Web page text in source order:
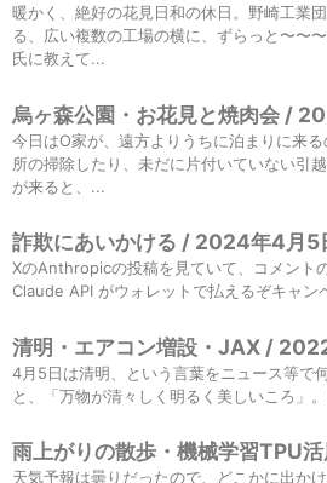
暖かく、絶好の花見日和の休日。野崎工業
る、広い複数の工場の横に、ずらっと〜〜
氏に教えて...
烏ヶ森公園・お花見と焼肉会 /
今日はO家が、遠方よりうちに泊まりに来
所の掃除したり、未だに片付いていない引
が来ると、...
詐欺にあいかける / 2024年4月5
XのAnthropicの投稿を見ていて、コメント
Claude API がウォレットで払えるぞキャン
清明・エアコン増設・JAX /
4月5日は清明、という言葉をニュース等で
と、「万物が清々しく明るく美しいころ」
雨上がりの散歩・機械学習TPU
天気予報は曇りだったので、どこかに出か